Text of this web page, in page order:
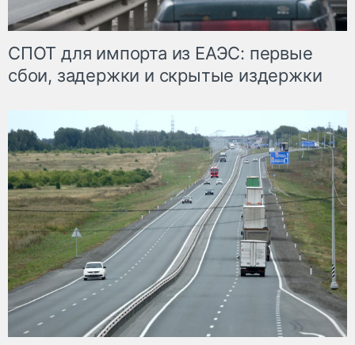
СПОТ для импорта из ЕАЭС: первые
сбои, задержки и скрытые издержки